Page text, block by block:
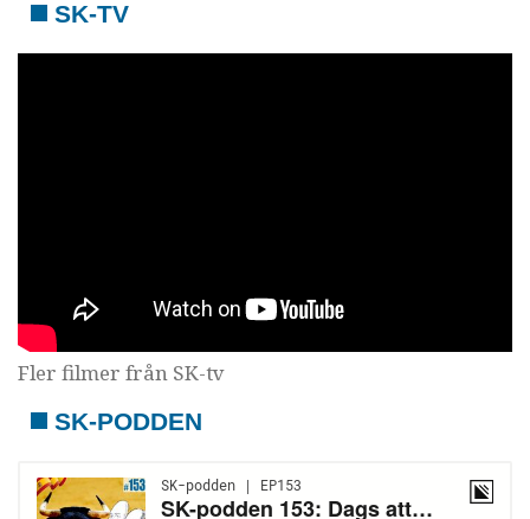
SK-TV
Fler filmer från SK-tv
SK-PODDEN